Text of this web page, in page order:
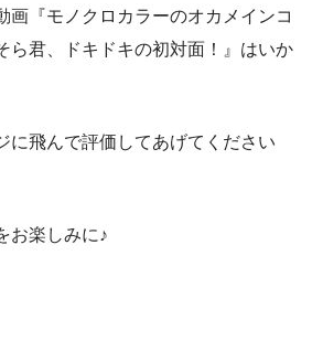
画『モノクロカラーのオカメインコ
ら君、ドキドキの初対面！』はいか
に飛んで評価してあげてください
お楽しみに♪